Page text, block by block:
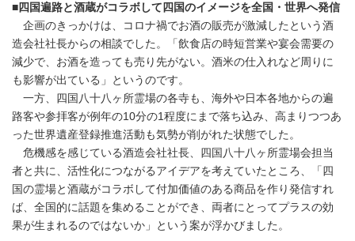
■四国遍路と酒蔵がコラボして四国のイメージを全国・世界へ発信
企画のきっかけは、コロナ禍でお酒の販売が激減したという酒
造会社社長からの相談でした。「飲食店の時短営業や宴会需要の
減少で、お酒を造っても売り先がない。酒米の仕入れなど周りに
も影響が出ている」というのです。
一方、四国八十八ヶ所霊場の各寺も、海外や日本各地からの遍
路客や参拝客が例年の10分の1程度にまで落ち込み、高まりつつあ
った世界遺産登録推進活動も気勢が削がれた状態でした。
危機感を感じている酒造会社社長、四国八十八ヶ所霊場会担当
者と共に、活性化につながるアイデアを考えていたところ、「四
国の霊場と酒蔵がコラボして付加価値のある商品を作り発信すれ
ば、全国的に話題を集めることができ、両者にとってプラスの効
果が生まれるのではないか」という案が浮かびました。